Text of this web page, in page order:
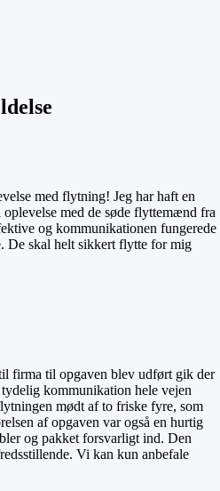
med flytning! Jeg har haft en
med de søde flyttemænd fra
og kommunikationen fungerede
De skal helt sikkert flytte for mig
firma til opgaven blev udført gik der
kommunikation hele vejen
mødt af to friske fyre, som
af opgaven var også en hurtig
og pakket forsvarligt ind. Den
Vi kan kun anbefale